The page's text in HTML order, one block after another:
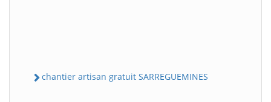
chantier artisan gratuit SARREGUEMINES